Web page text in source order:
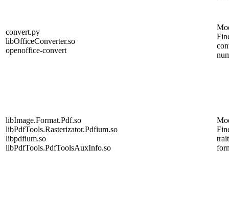
convert.py
libOfficeConverter.so
openoffice-convert
libImage.Format.Pdf.so
libPdfTools.Rasterizator.Pdfium.so
libpdfium.so
libPdfTools.PdfToolsAuxInfo.so